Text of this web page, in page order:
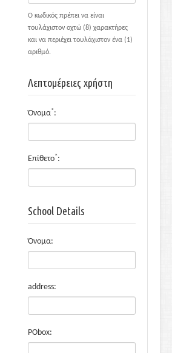
Ο κωδικός πρέπει να είναι
τουλάχιστον οχτώ (8) χαρακτήρες
και να περιέχει τουλάχιστον ένα (1)
αριθμό.
Λεπτομέρειες χρήστη
Όνομα*:
Επίθετο*:
School Details
Όνομα:
address:
PObox: